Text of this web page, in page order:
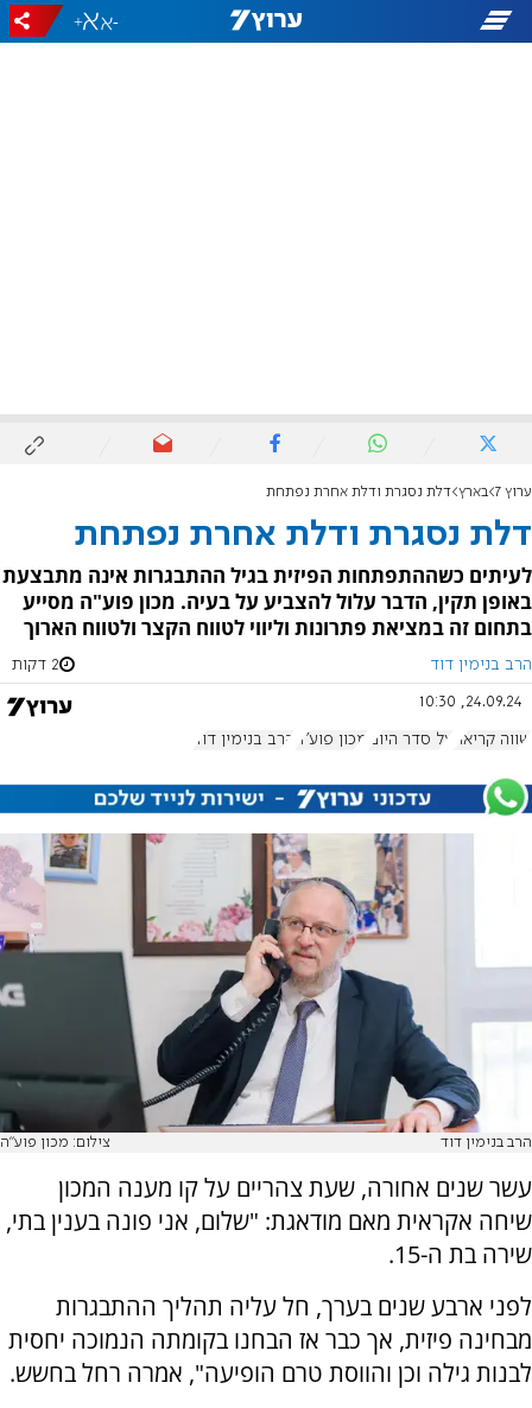
-
+
ערוץ 7 בארץ דלת נסגרת ודלת אחרת נפתחת
דלת נסגרת ודלת אחרת נפתחת
לעיתים כשההתפתחות הפיזית בגיל ההתבגרות אינה מתבצעת
באופן תקין, הדבר עלול להצביע על בעיה. מכון פוע"ה מסייע
בתחום זה במציאת פתרונות וליווי לטווח הקצר ולטווח הארוך
הרב בנימין דוד 2 דקות
24.09.24, 10:30
שווה קריאה על סדר היום מכון פוע"ה הרב בנימין דוד
הרב בנימין דוד צילום: מכון פוע"ה
עשר שנים אחורה, שעת צהריים על קו מענה המכון
שיחה אקראית מאם מודאגת: "שלום, אני פונה בענין בתי,
שירה בת ה-15.
לפני ארבע שנים בערך, חל עליה תהליך ההתבגרות
מבחינה פיזית, אך כבר אז הבחנו בקומתה הנמוכה יחסית
לבנות גילה וכן והווסת טרם הופיעה", אמרה רחל בחשש.